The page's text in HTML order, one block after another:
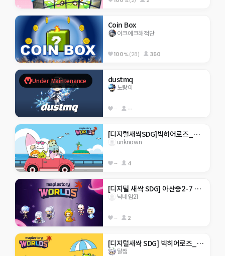
Coin Box
이크에크해적단
100%(28) 350
Under Maintenance dustmq
노랑이
-- --
[디지털새싹SDG]빅히어로즈_제주한라대_207_바다에 코인
unknown
-- 4
[디지털 새싹 SDG] 아산중2-7 여정
닉네임21
-- 2
[디지털새싹 SDG] 빅히어로즈_제주한라대_기아종식 코인모으기
달쌤